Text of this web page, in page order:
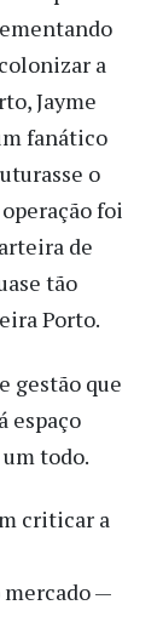
a
Jayme
fanático
o
foi
de
tão
Porto.
gestão que
espaço
todo.
criticar a
—